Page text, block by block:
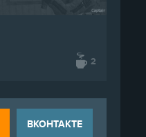
2
ВКОНТАКТЕ